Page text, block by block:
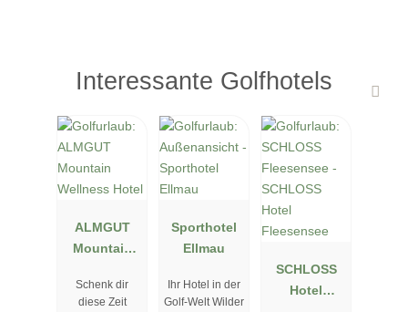
Interessante Golfhotels
ALMGUT
Mountain
Hotel
Schenk dir
diese Zeit
Sporthotel
Ellmau
Ihr Hotel in der
Golf-Welt Wilder
SCHLOSS
Hotel